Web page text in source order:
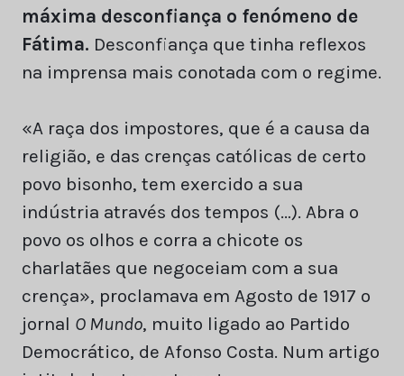
máxima desconfiança o fenómeno de
Fátima. Desconfiança que tinha reflexos
na imprensa mais conotada com o regime.
«A raça dos impostores, que é a causa da
religião, e das crenças católicas de certo
povo bisonho, tem exercido a sua
indústria através dos tempos (…). Abra o
povo os olhos e corra a chicote os
charlatães que negoceiam com a sua
crença», proclamava em Agosto de 1917 o
jornal O Mundo, muito ligado ao Partido
Democrático, de Afonso Costa. Num artigo